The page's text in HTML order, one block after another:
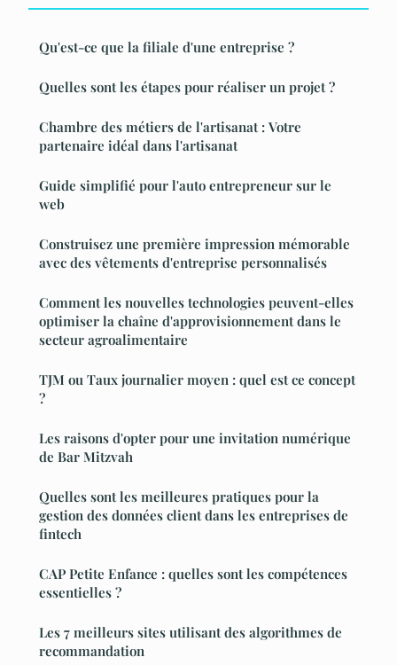
Qu'est-ce que la filiale d'une entreprise ?
Quelles sont les étapes pour réaliser un projet ?
Chambre des métiers de l'artisanat : Votre
partenaire idéal dans l'artisanat
Guide simplifié pour l'auto entrepreneur sur le
web
Construisez une première impression mémorable
avec des vêtements d'entreprise personnalisés
Comment les nouvelles technologies peuvent-elles
optimiser la chaîne d'approvisionnement dans le
secteur agroalimentaire
TJM ou Taux journalier moyen : quel est ce concept
?
Les raisons d'opter pour une invitation numérique
de Bar Mitzvah
Quelles sont les meilleures pratiques pour la
gestion des données client dans les entreprises de
fintech
CAP Petite Enfance : quelles sont les compétences
essentielles ?
Les 7 meilleurs sites utilisant des algorithmes de
recommandation